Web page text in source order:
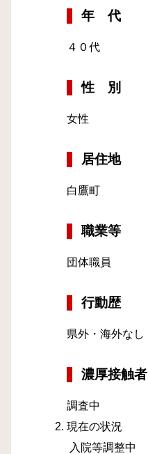
年 代
４０代
性 別
女性
居住地
白鷹町
職業等
団体職員
行動歴
県外・海外なし
濃厚接触者
調査中
現在の状況
入院等調整中